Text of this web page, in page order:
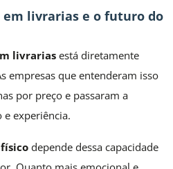
livrarias e o futuro do
livrarias está diretamente
empresas que entenderam isso
por preço e passaram a
experiência.
depende dessa capacidade